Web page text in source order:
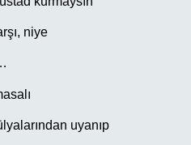
niye
uyanıp